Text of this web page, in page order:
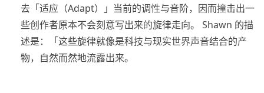
去「适应（Adapt）」当前的调性与音阶，因而撞击出一
些创作者原本不会刻意写出来的旋律走向。 Shawn 的描
述是：「这些旋律就像是科技与现实世界声音结合的产
物，自然而然地流露出来。